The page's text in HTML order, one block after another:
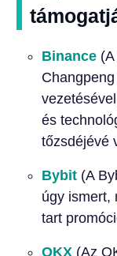
Binance(A
és
tőzsdéjévé
Bybit(A
úgy ismert,
tart
OKX(Az